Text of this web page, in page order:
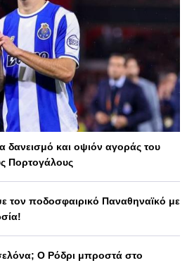
δανεισμό και οψιόν αγοράς του
Πορτογάλους
τον ποδοσφαιρικό Παναθηναϊκό με
Ο Ρόδρι μπροστά στο